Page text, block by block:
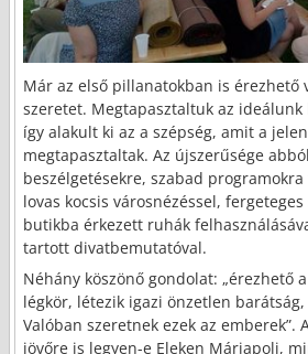
Már az első pillanatokban is érezhető
szeretet. Megtapasztaltuk az ideálunk
így alakult ki az a szépség, amit a
megtapasztaltak. Az újszerűsége
beszélgetésekre, szabad
lovas kocsis városnézéssel,
butikba érkezett ruhák
tartott divatbemutatóval.
Néhány köszönő gondolat: „érezhető
légkör, létezik igazi önzetlen
Valóban szeretnek ezek az emberek”.
jövőre is legyen-e Eleken Máriapoli,